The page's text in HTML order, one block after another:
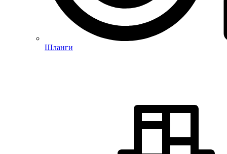
Шланги